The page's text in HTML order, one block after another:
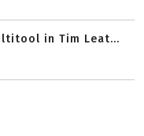
in Tim Leat...